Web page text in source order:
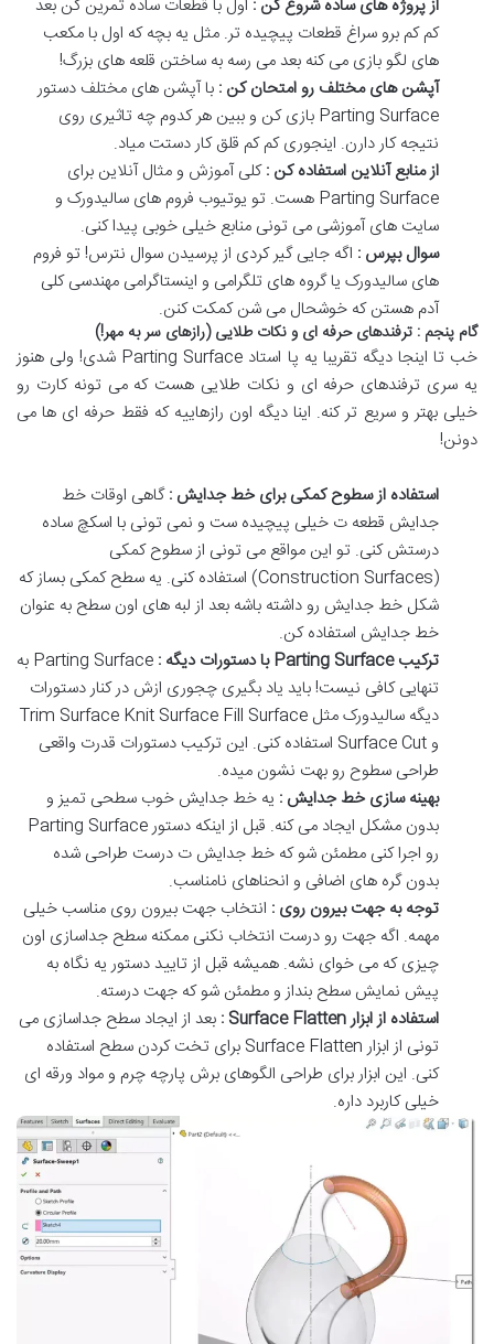
از پروژه های ساده شروع کن : اول با قطعات ساده تمرین کن بعد
کم کم برو سراغ قطعات پیچیده تر. مثل یه بچه که اول با مکعب
های لگو بازی می کنه بعد می رسه به ساختن قلعه های بزرگ!
آپشن های مختلف رو امتحان کن : با آپشن های مختلف دستور
Parting Surface بازی کن و ببین هر کدوم چه تاثیری روی
نتیجه کار دارن. اینجوری کم کم قلق کار دستت میاد.
از منابع آنلاین استفاده کن :کلی آموزش و مثال آنلاین برای
Parting Surface هست. تو یوتیوب فروم های سالیدورک و
سایت های آموزشی می تونی منابع خیلی خوبی پیدا کنی.
سوال بپرس : اگه جایی گیر کردی از پرسیدن سوال نترس! تو فروم
های سالیدورک یا گروه های تلگرامی و اینستاگرامی مهندسی کلی
آدم هستن که خوشحال می شن کمکت کنن.
گام پنجم : ترفندهای حرفه ای و نکات طلایی (رازهای سر به مهر!)
خب تا اینجا دیگه تقریبا یه پا استاد شدی! ولی هنوز
یه سری ترفندهای حرفه ای و نکات طلایی هست که می تونه کارت رو
خیلی بهتر و سریع تر کنه. اینا دیگه اون رازهاییه که فقط حرفه ای ها می
دونن!
استفاده از سطوح کمکی برای خط جدایش :گاهی اوقات خط
جدایش قطعه ت خیلی پیچیده ست و نمی تونی با اسکچ ساده
درستش کنی. تو این مواقع می تونی از سطوح کمکی
(Construction Surfaces)
استفاده کنی. یه سطح کمکی بساز که
شکل خط جدایش رو داشته باشه بعد از لبه های اون سطح به عنوان
خط جدایش استفاده کن.
ترکیبParting Surface با دستورات دیگه : Parting Surface به
تنهایی کافی نیست!باید یاد بگیری چجوری ازش در کنار دستورات
دیگه سالیدورک مثل
Knit Surface Fill Surface
و
استفاده کنی. این ترکیب دستورات قدرت واقعی
طراحی سطوح رو بهت نشون میده.
بهینه سازی خط جدایش : یه خط جدایش خوب سطحی تمیز و
بدون مشکل ایجاد می کنه. قبل از اینکه دستورParting Surface
رو اجرا کنی مطمئن شو که خط جدایش ت درست طراحی شده
بدون گره های اضافی و انحناهای نامناسب.
توجه به جهت بیرون روی : انتخاب جهت بیرون روی مناسب خیلی
مهمه. اگه جهت رو درست انتخاب نکنی ممکنه سطح جداسازی اون
چیزی که می خوای نشه. همیشه قبل از تایید دستور یه نگاه به
پیش نمایش سطح بنداز و مطمئن شو که جهت درسته.
استفاده از ابزارSurface Flatten
: بعد از ایجاد سطح جداسازی می
تونی از ابزارSurface Flatten
برای تخت کردن سطح استفاده
کنی. این ابزار برای طراحی الگوهای برش پارچه چرم و مواد ورقه ای
خیلی کاربرد داره.